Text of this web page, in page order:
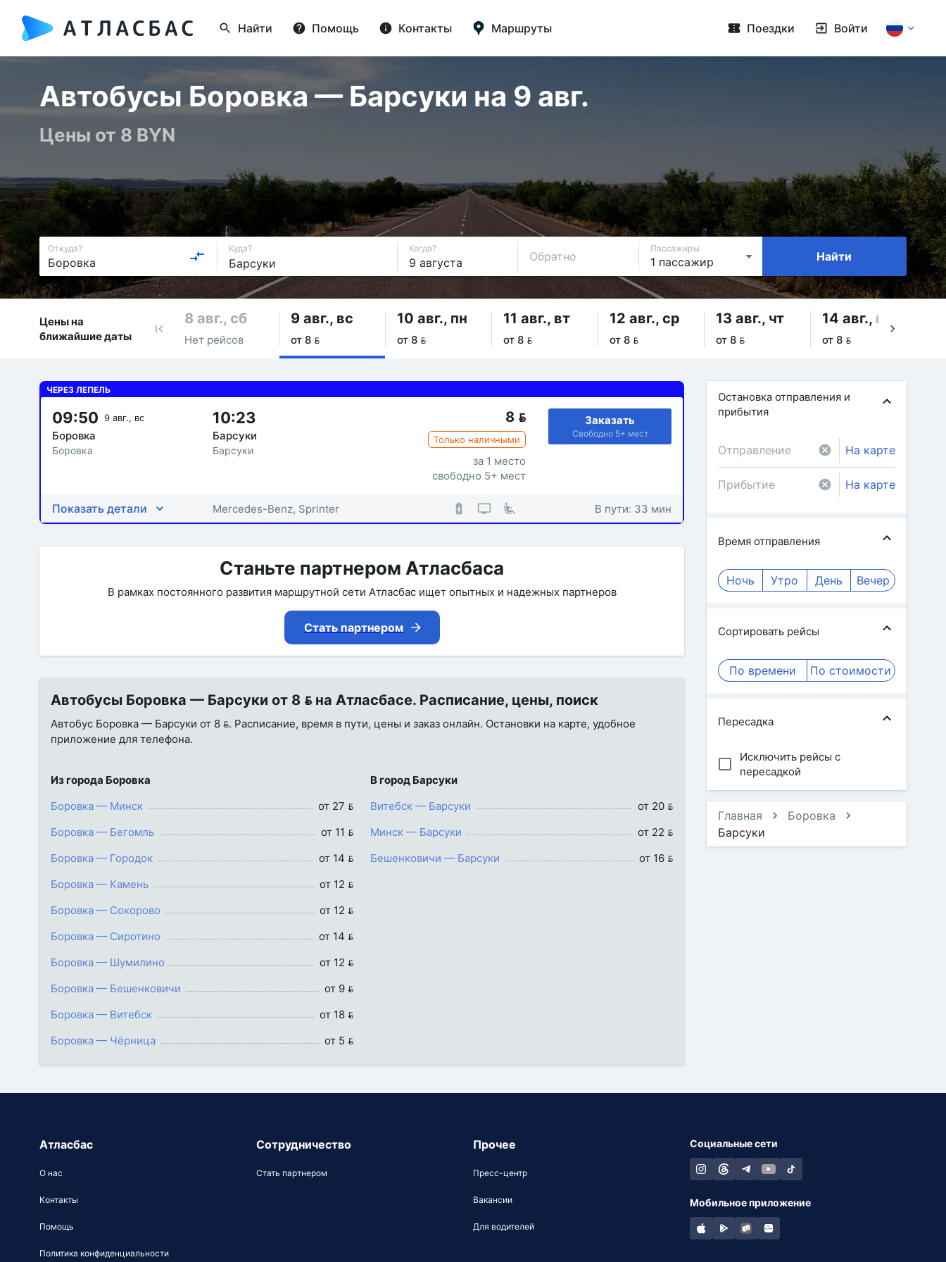
Найти Помощь Контакты Маршруты Поездки Войти
Автобусы Боровка — Барсуки на 9 авг.
Цены от 8 BYN
Откуда? Куда? Когда?
Обратно
Пассажиры
Найти
Цены на
ближайшие даты
8 авг., сб
Нет рейсов
9 авг., вс
от 8 
10 авг., пн
от 8 
11 авг., вт
от 8 
12 авг., ср
от 8 
13 авг., чт
от 8 
14 авг., пт
от 8 
ЧЕРЕЗ ЛЕПЕЛЬ
09:50 9 авг., вс
Боровка
Боровка
10:23
Барсуки
Барсуки
8 
Только наличными
за 1 место
свободно 5+ мест
Заказать
Свободно 5+ мест
Показать детали Mercedes-Benz, Sprinter В пути: 33 мин
Станьте партнером Атласбаса
В рамках постоянного развития маршрутной сети Атласбас ищет опытных и надежных партнеров
Стать партнером
Автобусы Боровка — Барсуки от 8  на Атласбасе. Расписание, цены, поиск
Автобус Боровка — Барсуки от 8 . Расписание, время в пути, цены и заказ онлайн. Остановки на карте, удобное
приложение для телефона.
Из города Боровка
Боровка — Минск
от 27 
Боровка — Бегомль
от 11 
Боровка — Городок
от 14 
Боровка — Камень
от 12 
Боровка — Сокорово
от 12 
Боровка — Сиротино
от 14 
Боровка — Шумилино
от 12 
Боровка — Бешенковичи
от 9 
Боровка — Витебск
от 18 
Боровка — Чёрница
от 5 
В город Барсуки
Витебск — Барсуки
от 20 
Минск — Барсуки
от 22 
Бешенковичи — Барсуки
от 16 
Остановка отправления и
прибытия
На карте
На карте
Время отправления
Ночь Утро День Вечер
Сортировать рейсы
По времени По стоимости
Пересадка
Исключить рейсы с
пересадкой
Главная
Боровка
Барсуки
Атласбас
О нас
Контакты
Помощь
Политика конфиденциальности
Сотрудничество
Стать партнером
Прочее
Пресс-центр
Вакансии
Для водителей
Социальные сети
Мобильное приложение